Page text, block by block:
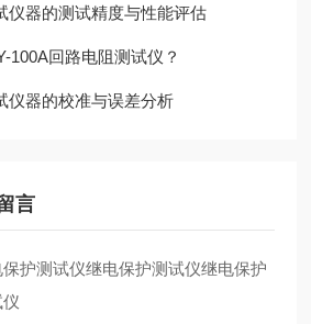
仪器的测试精度与性能评估
100A回路电阻测试仪？
仪器的校准与误差分析
言
护测试仪继电保护测试仪继电保护